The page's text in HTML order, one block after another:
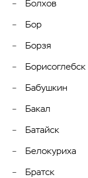
Болхов
Бор
Борзя
Борисоглебск
Бабушкин
Бакал
Батайск
Белокуриха
Братск